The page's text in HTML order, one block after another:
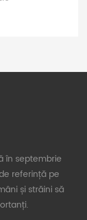
în septembrie
referință pe
și străini să